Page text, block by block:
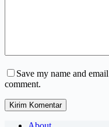
Save my name and
comment.
Kirim Komentar